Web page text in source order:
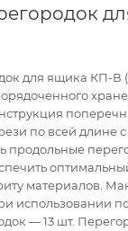
для ящика КП-В
по всей длине
продольные
материалов.
использовании
— 13 шт.